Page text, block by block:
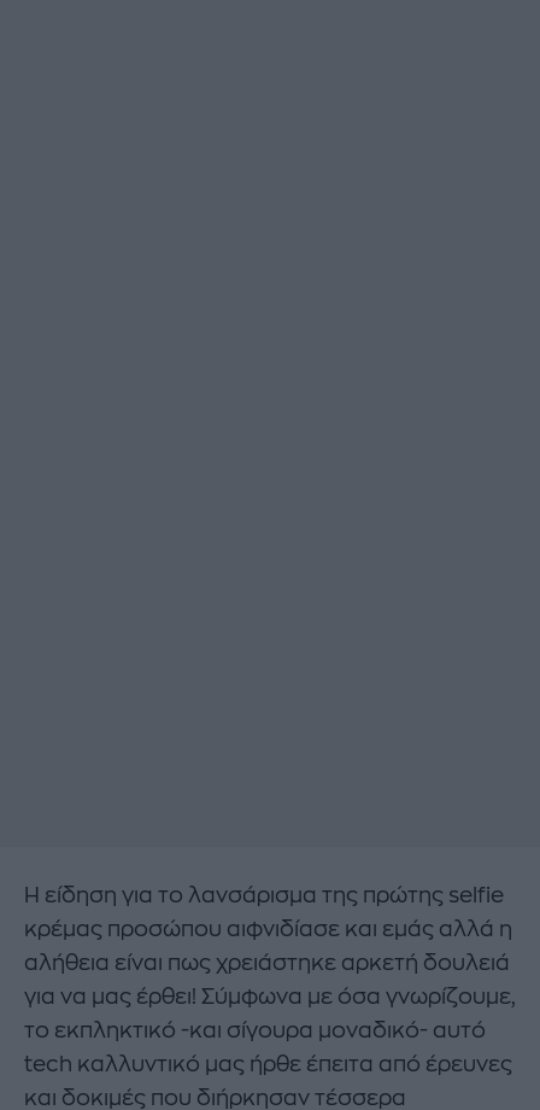
Η είδηση για το λανσάρισμα της πρώτης selfie
κρέμας προσώπου αιφνιδίασε και εμάς αλλά η
αλήθεια είναι πως χρειάστηκε αρκετή δουλειά
για να μας έρθει! Σύμφωνα με όσα γνωρίζουμε,
το εκπληκτικό -και σίγουρα μοναδικό- αυτό
tech καλλυντικό μας ήρθε έπειτα από έρευνες
και δοκιμές που διήρκησαν τέσσερα